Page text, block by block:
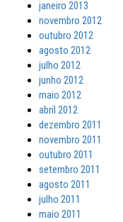
janeiro 2013
novembro 2012
outubro 2012
agosto 2012
julho 2012
junho 2012
maio 2012
abril 2012
dezembro 2011
novembro 2011
outubro 2011
setembro 2011
agosto 2011
julho 2011
maio 2011